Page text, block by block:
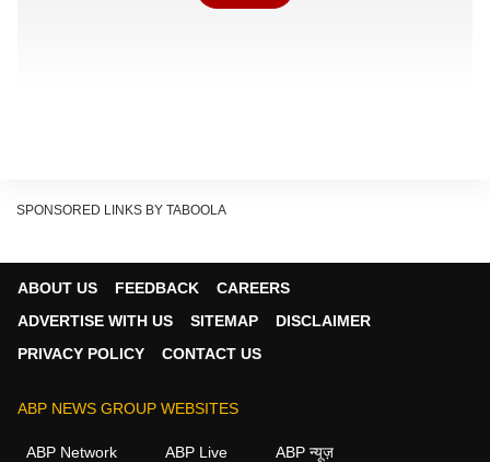
'29' सिनेमाघरों में 8 मई को रिलीज हुई थी और इसे अच्छा रिस्पॉन्स
SPONSORED LINKS BY TABOOLA
ABOUT US FEEDBACK
CAREERS
ADVERTISE WITH US
SITEMAP
DISCLAIMER
PRIVACY POLICY
CONTACT US
ABP NEWS GROUP WEBSITES
ABP Network ABP Live ABP न्यूज़